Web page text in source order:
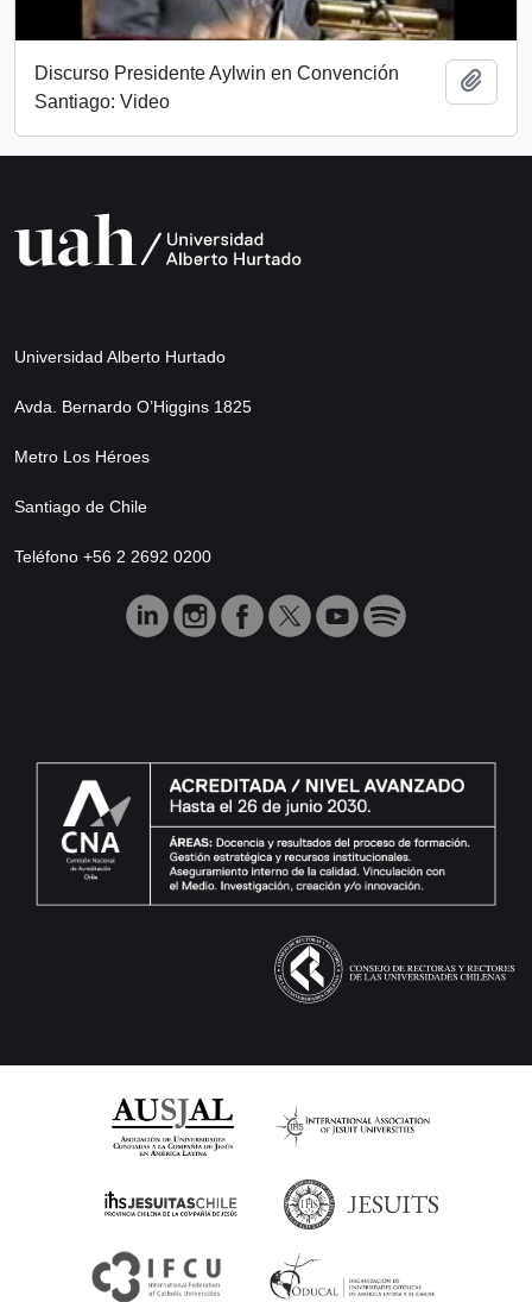
Discurso Presidente Aylwin en Convención
Santiago: Video
Universidad Alberto Hurtado
Avda. Bernardo O’Higgins 1825
Metro Los Héroes
Santiago de Chile
Teléfono +56 2 2692 0200